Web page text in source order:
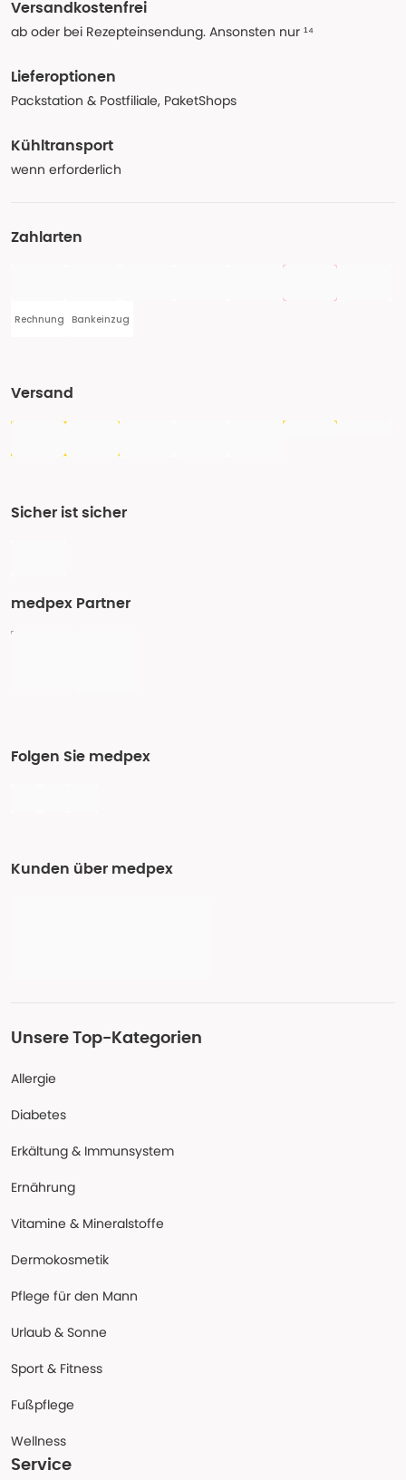
Versandkostenfrei
ab oder bei Rezepteinsendung. Ansonsten nur ¹⁴
Lieferoptionen
Packstation & Postfiliale, PaketShops
Kühltransport
wenn erforderlich
Zahlarten
Rechnung Bankeinzug
Versand
Sicher ist sicher
medpex Partner
Folgen Sie medpex
Kunden über medpex
Unsere Top-Kategorien
Allergie
Diabetes
Erkältung & Immunsystem
Ernährung
Vitamine & Mineralstoffe
Dermokosmetik
Pflege für den Mann
Urlaub & Sonne
Sport & Fitness
Fußpflege
Wellness
Service